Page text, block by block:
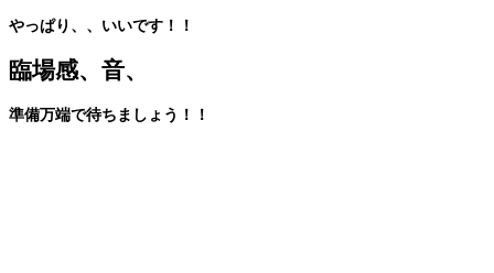
やっぱり、、いいです！！
臨場感、音、
準備万端で待ちましょう！！